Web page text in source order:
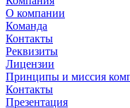
О компании
Команда
Контакты
Реквизиты
Лицензии
Принципы и миссия
Контакты
Презентация